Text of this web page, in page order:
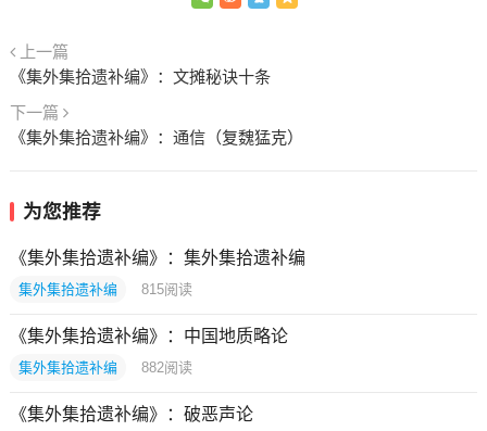
上一篇
《集外集拾遗补编》：文摊秘诀十条
下一篇
《集外集拾遗补编》：通信（复魏猛克）
为您推荐
《集外集拾遗补编》：集外集拾遗补编
集外集拾遗补编 815阅读
《集外集拾遗补编》：中国地质略论
集外集拾遗补编 882阅读
《集外集拾遗补编》：破恶声论